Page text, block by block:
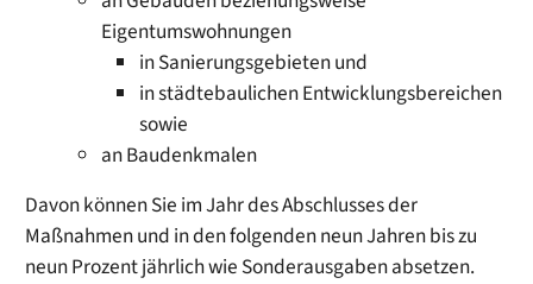
Eigentumswohnungen
in Sanierungsgebieten und
in städtebaulichen Entwicklungsbereichen
sowie
an Baudenkmalen
Davon können Sie im Jahr des Abschlusses der
Maßnahmen und in den folgenden neun Jahren bis zu
neun Prozent jährlich wie Sonderausgaben absetzen.